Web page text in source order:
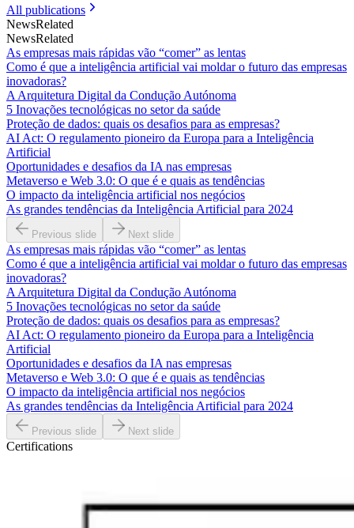
All publications
NewsRelated
NewsRelated
As empresas mais rápidas vão “comer” as lentas
Como é que a inteligência artificial vai moldar o futuro das empresas
inovadoras?
A Arquitetura Digital da Condução Autónoma
5 Inovações tecnológicas no setor da saúde
Proteção de dados: quais os desafios para as empresas?
AI Act: O regulamento pioneiro da Europa para a Inteligência
Artificial
Oportunidades e desafios da IA nas empresas
Metaverso e Web 3.0: O que é e quais as tendências
O impacto da inteligência artificial nos negócios
As grandes tendências da Inteligência Artificial para 2024
Previous slide Next slide
As empresas mais rápidas vão “comer” as lentas
Como é que a inteligência artificial vai moldar o futuro das empresas
inovadoras?
A Arquitetura Digital da Condução Autónoma
5 Inovações tecnológicas no setor da saúde
Proteção de dados: quais os desafios para as empresas?
AI Act: O regulamento pioneiro da Europa para a Inteligência
Artificial
Oportunidades e desafios da IA nas empresas
Metaverso e Web 3.0: O que é e quais as tendências
O impacto da inteligência artificial nos negócios
As grandes tendências da Inteligência Artificial para 2024
Previous slide Next slide
Certifications